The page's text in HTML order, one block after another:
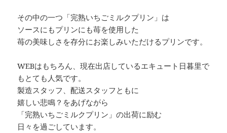
その中の一つ「完熟いちごミルクプリン」は
ソースにもプリンにも苺を使用した
苺の美味しさを存分にお楽しみいただけるプリンです。
WEBはもちろん、現在出店しているエキュート日暮里で
もとても人気です。
製造スタッフ、配送スタッフともに
嬉しい悲鳴？をあげながら
「完熟いちごミルクプリン」の出荷に励む
日々を過ごしています。